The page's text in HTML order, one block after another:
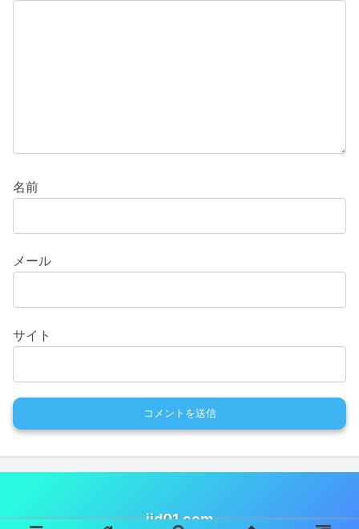
名前
メール
サイト
iid01.com